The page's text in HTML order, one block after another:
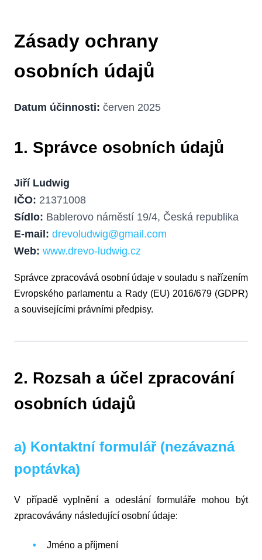
Zásady ochrany
osobních údajů
Datum účinnosti: červen 2025
1. Správce osobních údajů
Jiří Ludwig
IČO: 21371008
Sídlo: Bablerovo náměstí 19/4, Česká republika
E-mail: drevoludwig@gmail.com
Web: www.drevo-ludwig.cz
Správce zpracovává osobní údaje v souladu s nařízením
Evropského parlamentu a Rady (EU) 2016/679 (GDPR)
a souvisejícími právními předpisy.
2. Rozsah a účel zpracování
osobních údajů
a) Kontaktní formulář (nezávazná
poptávka)
V případě vyplnění a odeslání formuláře mohou být
zpracovávány následující osobní údaje:
Jméno a příjmení